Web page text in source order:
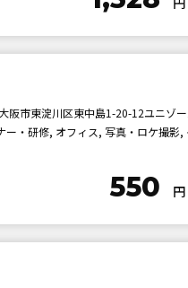
阪市東淀川区東中島1-20-12ユニゾ
・研修, オフィス, 写真・ロケ撮影,
550